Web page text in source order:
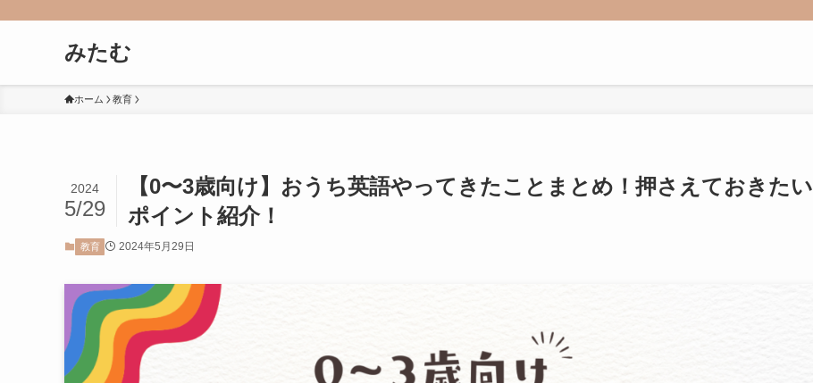
みたむ
ホーム 教育
【0〜3歳向け】おうち英語やってきたことまとめ！押さえておきたい
ポイント紹介！
2024
5/29
教育 2024年5月29日